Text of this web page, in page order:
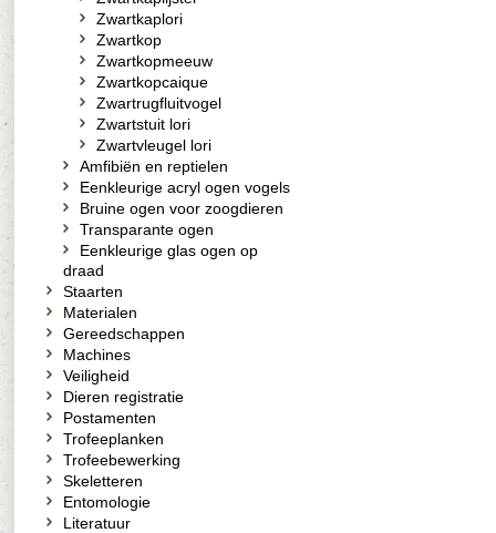
Zwartkaplori
Zwartkop
Zwartkopmeeuw
Zwartkopcaique
Zwartrugfluitvogel
Zwartstuit lori
Zwartvleugel lori
Amfibiën en reptielen
Eenkleurige acryl ogen vogels
Bruine ogen voor zoogdieren
Transparante ogen
Eenkleurige glas ogen op
draad
Staarten
Materialen
Gereedschappen
Machines
Veiligheid
Dieren registratie
Postamenten
Trofeeplanken
Trofeebewerking
Skeletteren
Entomologie
Literatuur